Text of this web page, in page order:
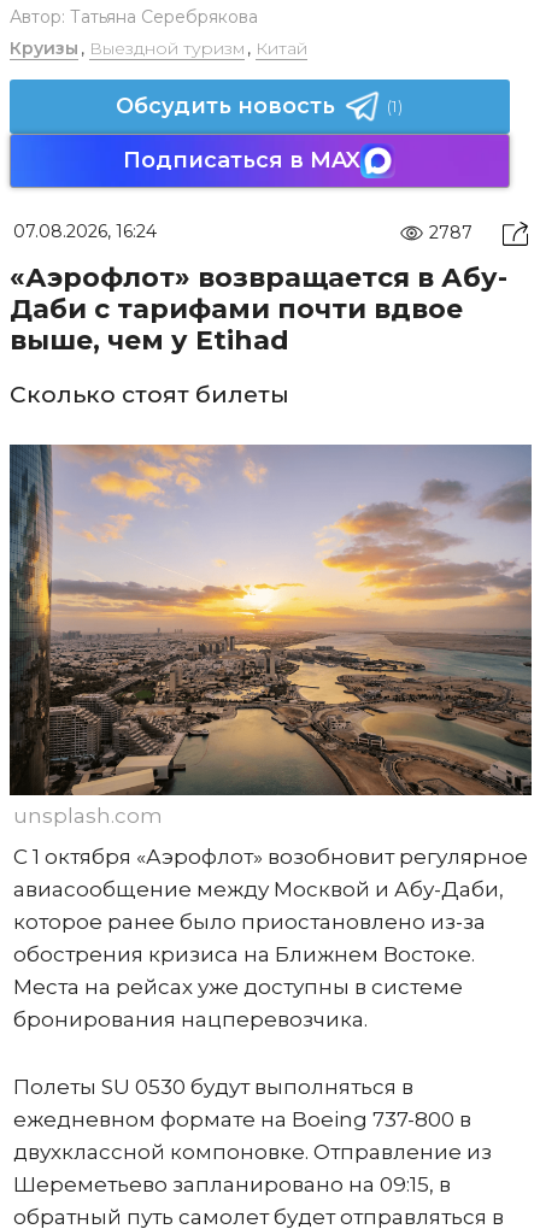
Автор: Татьяна Серебрякова
Круизы , Выездной туризм , Китай
Обсудить новость (1)
Подписаться в MAX
07.08.2026, 16:24 2787
«Аэрофлот» возвращается в Абу-
Даби с тарифами почти вдвое
выше, чем у Etihad
Сколько стоят билеты
unsplash.com
С 1 октября «Аэрофлот» возобновит регулярное
авиасообщение между Москвой и Абу-Даби,
которое ранее было приостановлено из-за
обострения кризиса на Ближнем Востоке.
Места на рейсах уже доступны в системе
бронирования нацперевозчика.
Полеты SU 0530 будут выполняться в
ежедневном формате на Boeing 737-800 в
двухклассной компоновке. Отправление из
Шереметьево запланировано на 09:15, в
обратный путь самолет будет отправляться в